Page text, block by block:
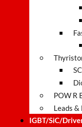
POW R
Leads
IGBT/SiC/